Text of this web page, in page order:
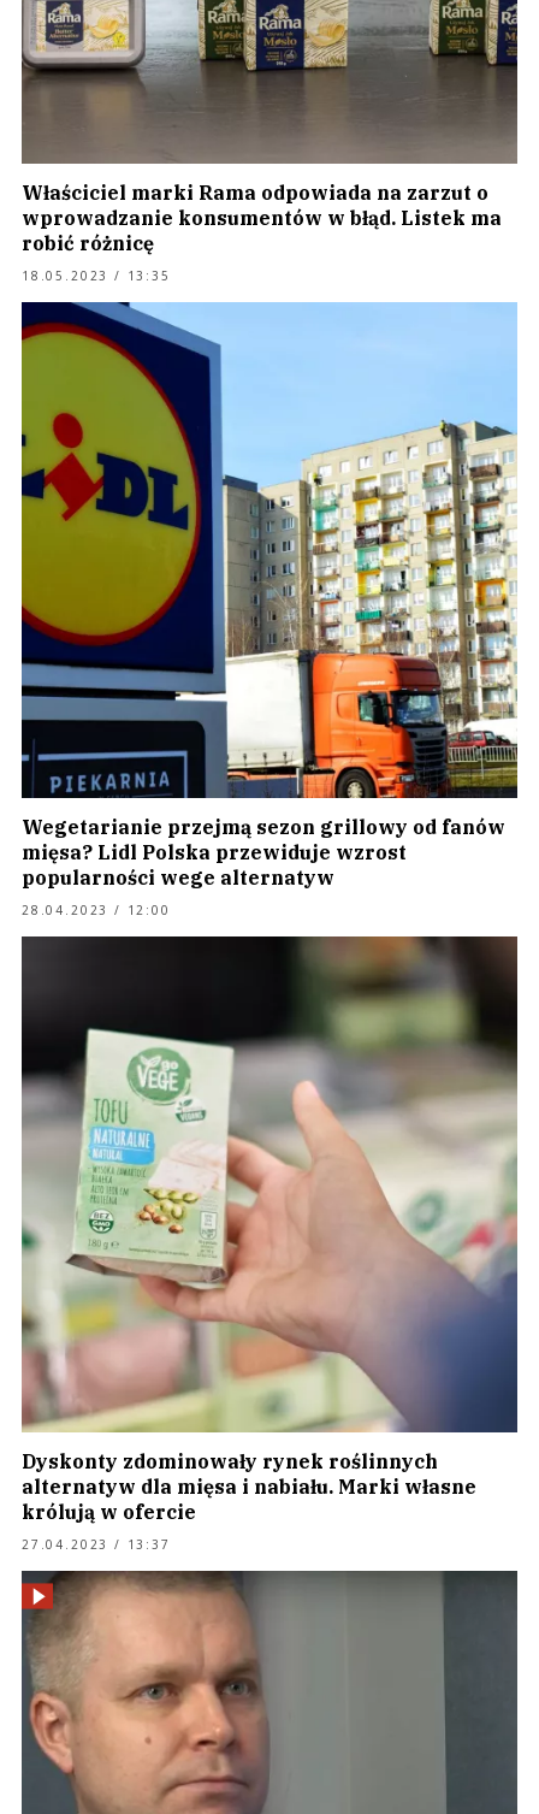
Właściciel marki Rama odpowiada na zarzut o
wprowadzanie konsumentów w błąd. Listek ma
robić różnicę
18.05.2023 / 13:35
Wegetarianie przejmą sezon grillowy od fanów
mięsa? Lidl Polska przewiduje wzrost
popularności wege alternatyw
28.04.2023 / 12:00
Dyskonty zdominowały rynek roślinnych
alternatyw dla mięsa i nabiału. Marki własne
królują w ofercie
27.04.2023 / 13:37